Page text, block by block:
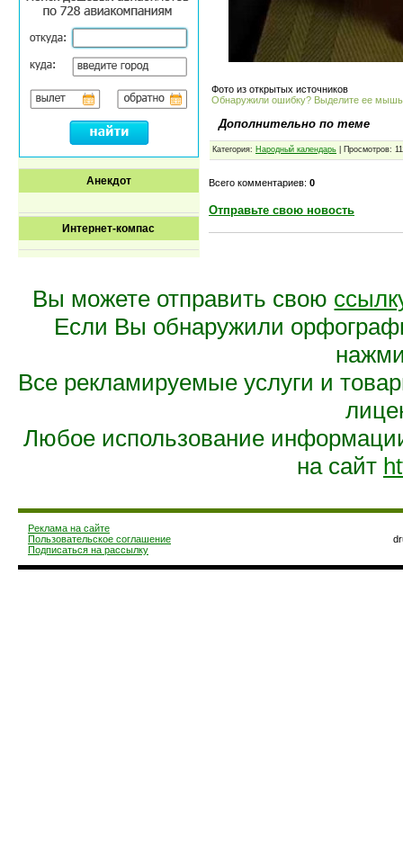
Анекдот
Интернет-компас
Фото из открытых источников
Обнаружили ошибку? Выделите ее
Дополнительно по теме
Категория: Народный календарь | Просмотров:
Всего комментариев: 0
Отправьте свою новость
Вы можете отправить свою
Если Вы обнаружили
Все рекламируемые услуги и
Любое использование
на сайт
Реклама на сайте
Пользовательское соглашение
Подписаться на рассылку